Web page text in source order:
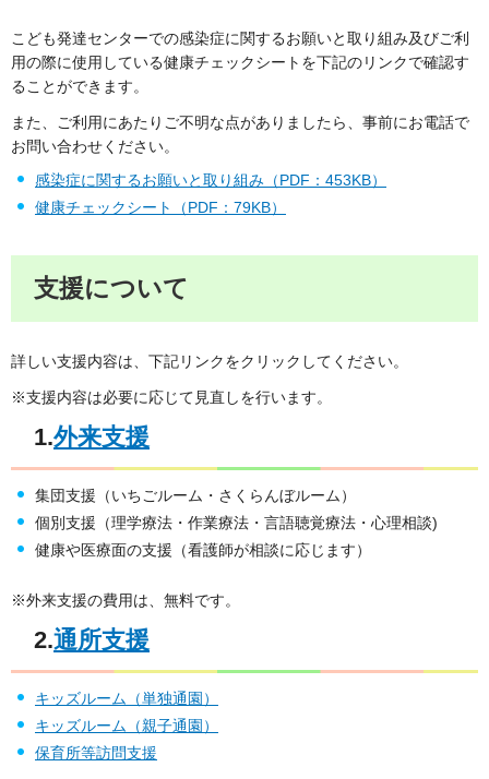
こども発達センターでの感染症に関するお願いと取り組み及びご利
用の際に使用している健康チェックシートを下記のリンクで確認す
ることができます。
また、ご利用にあたりご不明な点がありましたら、事前にお電話で
お問い合わせください。
感染症に関するお願いと取り組み（PDF：453KB）
健康チェックシート（PDF：79KB）
支援について
詳しい支援内容は、下記リンクをクリックしてください。
※支援内容は必要に応じて見直しを行います。
1.外来支援
集団支援（いちごルーム・さくらんぼルーム）
個別支援（理学療法・作業療法・言語聴覚療法・心理相談)
健康や医療面の支援（看護師が相談に応じます）
※外来支援の費用は、無料です。
2.通所支援
キッズルーム（単独通園）
キッズルーム（親子通園）
保育所等訪問支援